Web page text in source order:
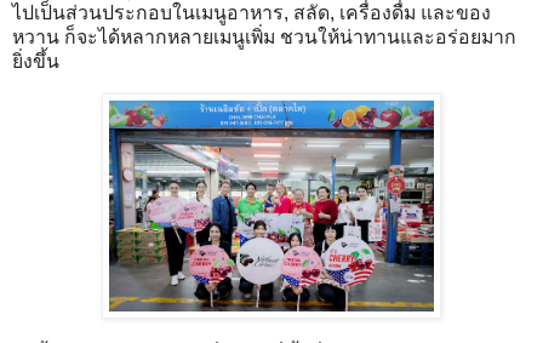
ไปเป็นส่วนประกอบในเมนูอาหาร, สลัด, เครื่องดื่ม และของ
หวาน ก็จะได้หลากหลายเมนูเพิ่ม ชวนให้น่าทานและอร่อยมาก
ยิ่งขึ้น